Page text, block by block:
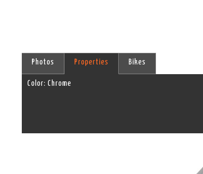
Photos Properties Bikes
Color: Chrome